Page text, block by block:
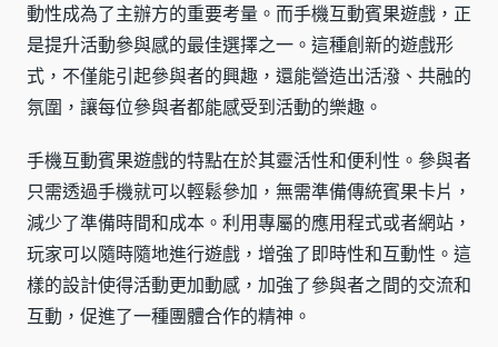
動性成為了主辦方的重要考量。而手機互動賓果遊戲，正
是提升活動參與感的最佳選擇之一。這種創新的遊戲形
式，不僅能引起參與者的興趣，還能營造出活潑、共融的
氛圍，讓每位參與者都能感受到活動的樂趣。
手機互動賓果遊戲的特點在於其靈活性和便利性。參與者
只需透過手機就可以輕鬆參加，無需準備傳統賓果卡片，
減少了準備時間和成本。利用專屬的應用程式或者網站，
玩家可以隨時隨地進行遊戲，增強了即時性和互動性。這
樣的設計使得活動更加動感，加強了參與者之間的交流和
互動，促進了一種團體合作的精神。